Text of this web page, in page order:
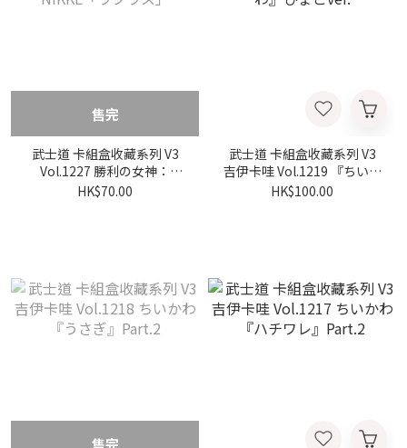
售完
武士道 卡組盒收藏系列 V3
Vol.1227 勝利の女神：
NIKKE「ラプラス」
HK$70.00
武士道 卡組盒收藏系列 V3
吉伊卡哇 Vol.1219 『ちいか
わ』ひょこver.
HK$100.00
售完